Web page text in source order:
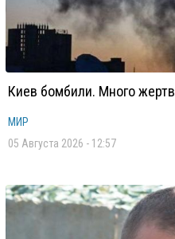
Киев бомбили. Много жертв
МИР
05 Августа 2026 - 12:57